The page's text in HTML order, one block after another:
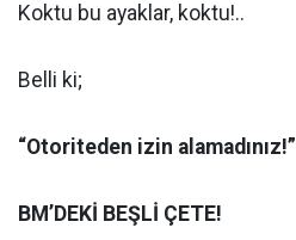
Koktu bu ayaklar, koktu!..
Belli ki;
“Otoriteden izin alamadınız!”
BM’DEKİ BEŞLİ ÇETE!